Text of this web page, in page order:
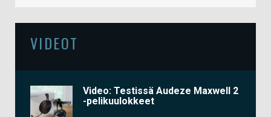
VIDEOT
Video: Testissä Audeze Maxwell 2
-pelikuulokkeet